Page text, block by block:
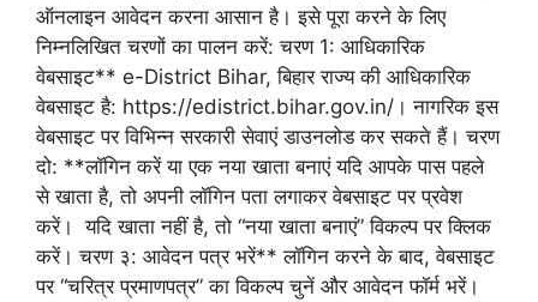
ऑनलाइन आवेदन करना आसान है। इसे पूरा करने के लिए
निम्नलिखित चरणों का पालन करें: चरण 1: आधिकारिक
वेबसाइट** e-District Bihar, बिहार राज्य की आधिकारिक
वेबसाइट है: https://edistrict.bihar.gov.in/। नागरिक इस
वेबसाइट पर विभिन्न सरकारी सेवाएं डाउनलोड कर सकते हैं। चरण
दो: **लॉगिन करें या एक नया खाता बनाएं यदि आपके पास पहले
से खाता है, तो अपनी लॉगिन पता लगाकर वेबसाइट पर प्रवेश
करें। यदि खाता नहीं है, तो “नया खाता बनाएं” विकल्प पर क्लिक
करें। चरण ३: आवेदन पत्र भरें** लॉगिन करने के बाद, वेबसाइट
पर “चरित्र प्रमाणपत्र” का विकल्प चुनें और आवेदन फॉर्म भरें।